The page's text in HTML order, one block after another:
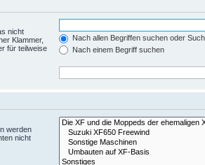
nicht
Klammer,
für teilweise
Nach allen Begriffen suchen oder
Nach einem Begriff suchen
werden
nicht